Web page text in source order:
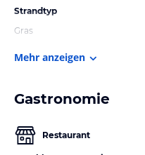
Strandtyp
Gras
Mehr anzeigen
Gastronomie
Restaurant